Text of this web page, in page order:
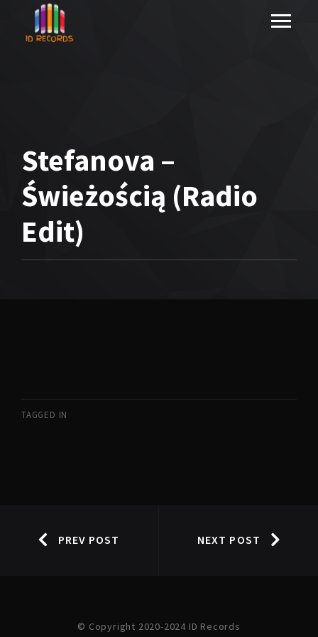
Stefanova –
Świeżością (Radio
Edit)
TAGGED IN
PREV POST NEXT POST
© Copyright 2020-2024 ID Records